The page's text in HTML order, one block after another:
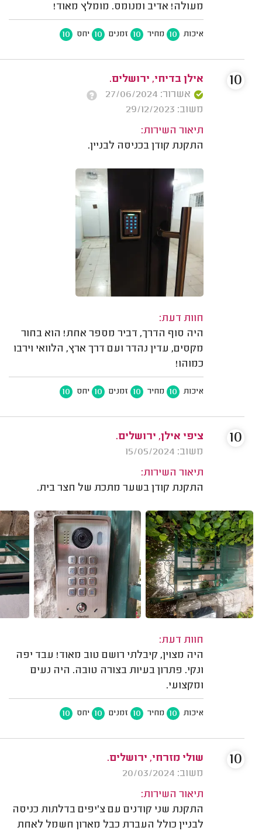
מעולה! אדיב ומנומס. מומלץ מאוד!
איכות 10 מחיר 10 זמנים 10 יחס 10
אילן בדיחי, ירושלים.
אשרור: 27/06/2024
משוב: 29/12/2023
תיאור השירות:
התקנת קודן בכניסה לבניין.
חוות דעת:
היה סוף הדרך, דביר מספר אחת! הוא בחור
מקסים, עדין נהדר ועם דרך ארץ, הלוואי וירבו
כמוהו!
איכות 10 מחיר 10 זמנים 10 יחס 10
10
ציפי אילן, ירושלים.
משוב: 15/05/2024
תיאור השירות:
התקנת קודן בשער מתכת של חצר בית.
חוות דעת:
היה מצוין, קיבלתי רושם טוב מאוד! עבד יפה
ונקי. פתרון בעיות בצורה טובה. היה נעים
ומקצועי.
איכות 10 מחיר 10 זמנים 10 יחס 10
10
שולי מזרחי, ירושלים.
משוב: 20/03/2024
תיאור השירות:
התקנת שני קודנים עם צ'יפים בדלתות כניסה
לבניין כולל העברת כבל מארון חשמל לאחת
10